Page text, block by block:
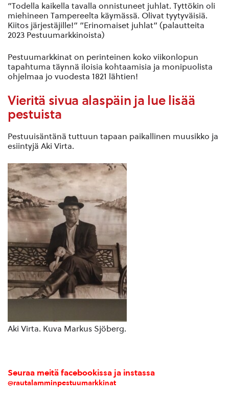
”Todella kaikella tavalla onnistuneet juhlat. Tyttökin oli
miehineen Tampereelta käymässä. Olivat tyytyväisiä.
Kiitos järjestäjille!” ”Erinomaiset juhlat” (palautteita
2023 Pestuumarkkinoista)
Pestuumarkkinat on perinteinen koko viikonlopun
tapahtuma täynnä iloisia kohtaamisia ja monipuolista
ohjelmaa jo vuodesta 1821 lähtien!
Vieritä sivua alaspäin ja lue lisää
pestuista
Pestuuisäntänä tuttuun tapaan paikallinen muusikko ja
esiintyjä Aki Virta.
Aki Virta. Kuva Markus Sjöberg.
Seuraa meitä facebookissa ja instassa
@rautalamminpestuumarkkinat